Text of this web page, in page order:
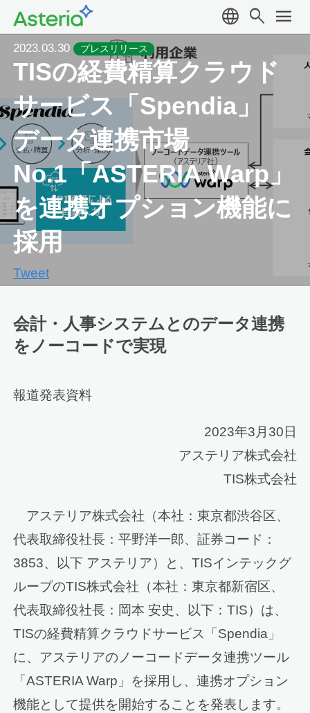
language search menu
2023.03.30 プレスリリース
TISの経費精算クラウド
サービス「Spendia」
データ連携市場
No.1「ASTERIA Warp」
を連携オプション機能に
採用
Tweet
会計・人事システムとのデータ連携
をノーコードで実現
報道発表資料
2023年3月30日
アステリア株式会社
TIS株式会社
アステリア株式会社（本社：東京都渋谷区、
代表取締役社長：平野洋一郎、証券コード：
3853、以下 アステリア）と、TISインテックグ
ループのTIS株式会社（本社：東京都新宿区、
代表取締役社長：岡本 安史、以下：TIS）は、
TISの経費精算クラウドサービス「Spendia」
に、アステリアのノーコードデータ連携ツール
「ASTERIA Warp」を採用し、連携オプション
機能として提供を開始することを発表します。